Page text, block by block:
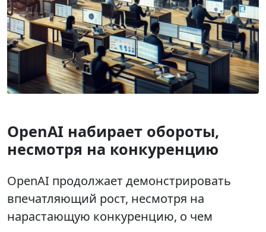
OpenAI набирает обороты,
несмотря на конкуренцию
OpenAI продолжает демонстрировать
впечатляющий рост, несмотря на
нарастающую конкуренцию, о чем